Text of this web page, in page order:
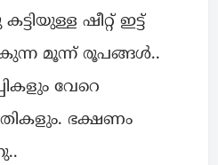
ഷീറ്റ് ഇട്ട്
മൂന്ന് രൂപങ്ങൾ..
വേറെ
ഭക്ഷണം